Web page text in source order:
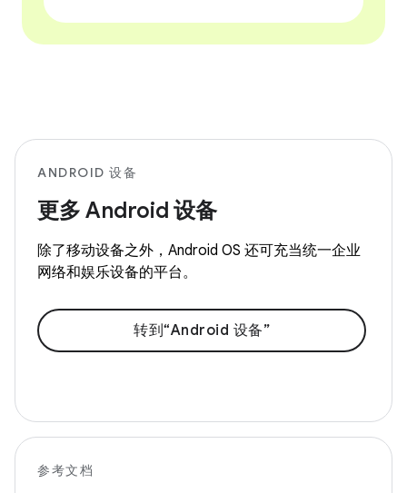
ANDROID 设备
更多 Android 设备
除了移动设备之外，Android OS 还可充当统一企业
网络和娱乐设备的平台。
转到“Android 设备”
参考文档